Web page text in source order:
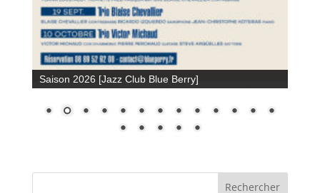
Saison 2026 [Jazz Club Blue Berry]